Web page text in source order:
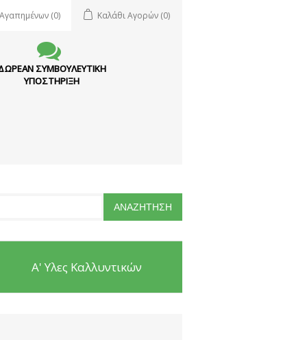
(0) Καλάθι Αγορών (0)
ΣΥΜΒΟΥΛΕΥΤΙΚΗ
ΥΠΟΣΤΗΡΙΞΗ
Α' Υλες Καλλυντικών